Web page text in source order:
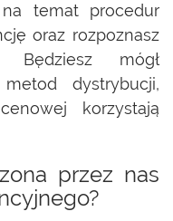
temat procedur
oraz rozpoznasz
Będziesz mógł
dystrybucji,
korzystają
przez nas